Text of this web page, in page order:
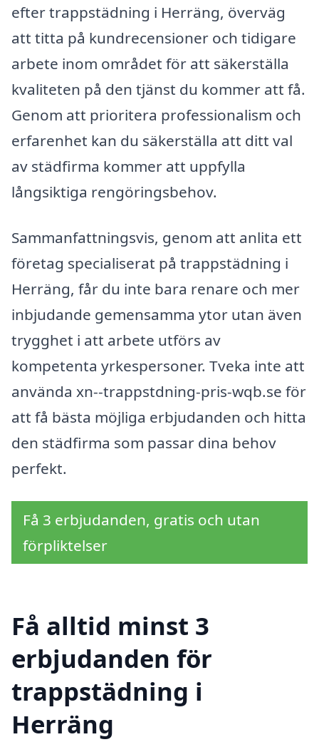
efter trappstädning i Herräng, överväg
att titta på kundrecensioner och tidigare
arbete inom området för att säkerställa
kvaliteten på den tjänst du kommer att få.
Genom att prioritera professionalism och
erfarenhet kan du säkerställa att ditt val
av städfirma kommer att uppfylla
långsiktiga rengöringsbehov.
Sammanfattningsvis, genom att anlita ett
företag specialiserat på trappstädning i
Herräng, får du inte bara renare och mer
inbjudande gemensamma ytor utan även
trygghet i att arbete utförs av
kompetenta yrkespersoner. Tveka inte att
använda xn--trappstdning-pris-wqb.se för
att få bästa möjliga erbjudanden och hitta
den städfirma som passar dina behov
perfekt.
Få 3 erbjudanden, gratis och utan
förpliktelser
Få alltid minst 3
erbjudanden för
trappstädning i
Herräng